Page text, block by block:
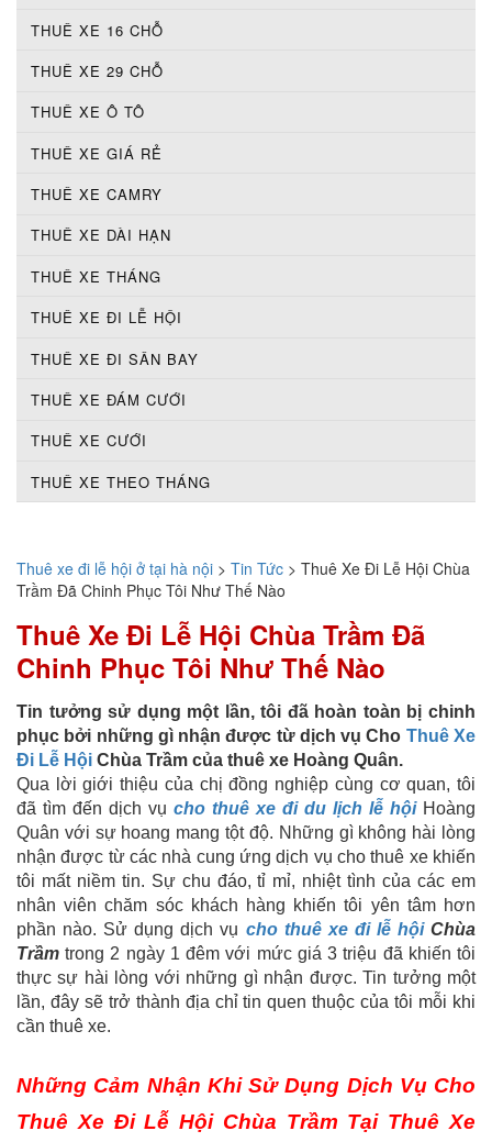
THUÊ XE 16 CHỖ
THUÊ XE 29 CHỖ
THUÊ XE Ô TÔ
THUÊ XE GIÁ RẺ
THUÊ XE CAMRY
THUÊ XE DÀI HẠN
THUÊ XE THÁNG
THUÊ XE ĐI LỄ HỘI
THUÊ XE ĐI SÂN BAY
THUÊ XE ĐÁM CƯỚI
THUÊ XE CƯỚI
THUÊ XE THEO THÁNG
Thuê xe đi lễ hội ở tại hà nội > Tin Tức > Thuê Xe Đi Lễ Hội Chùa
Trầm Đã Chinh Phục Tôi Như Thế Nào
Thuê Xe Đi Lễ Hội Chùa Trầm Đã
Chinh Phục Tôi Như Thế Nào
Tin tưởng sử dụng một lần, tôi đã hoàn toàn bị chinh
phục bởi những gì nhận được từ dịch vụ Cho Thuê Xe
Đi Lễ Hội Chùa Trầm của thuê xe Hoàng Quân.
Qua lời giới thiệu của chị đồng nghiệp cùng cơ quan, tôi
đã tìm đến dịch vụ cho thuê xe đi du lịch lễ hộiHoàng
Quân với sự hoang mang tột độ. Những gì không hài lòng
nhận được từ các nhà cung ứng dịch vụ cho thuê xe khiến
tôi mất niềm tin. Sự chu đáo, tỉ mỉ, nhiệt tình của các em
nhân viên chăm sóc khách hàng khiến tôi yên tâm hơn
phần nào. Sử dụng dịch vụ cho thuê xe đi lễ hộiChùa
Trầm trong 2 ngày 1 đêm với mức giá 3 triệu đã khiến tôi
thực sự hài lòng với những gì nhận được. Tin tưởng một
lần, đây sẽ trở thành địa chỉ tin quen thuộc của tôi mỗi khi
cần thuê xe.
Những Cảm Nhận Khi Sử Dụng Dịch Vụ Cho
Thuê Xe Đi Lễ Hội Chùa Trầm Tại Thuê Xe